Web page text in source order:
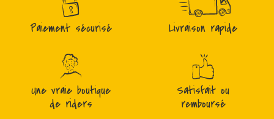
Paiement sécurisé Livraison rapide
Une vraie boutique
de riders
Satisfait ou
remboursé